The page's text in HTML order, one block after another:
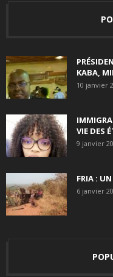
KABA,
10 janvier
VIE DES
9 janvier
FRIA :
6 janvier